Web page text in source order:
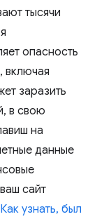
тысячи
опасность
включая
заразить
в свою
на
данные
сайт
узнать, был